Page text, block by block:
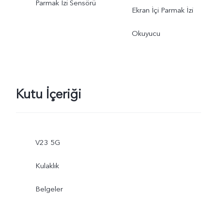
Parmak İzi Sensörü
Ekran İçi Parmak İzi
Okuyucu
Kutu İçeriği
V23 5G
Kulaklık
Belgeler